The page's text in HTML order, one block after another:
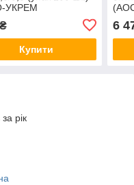
УКРЕМ
Купити
6
рік